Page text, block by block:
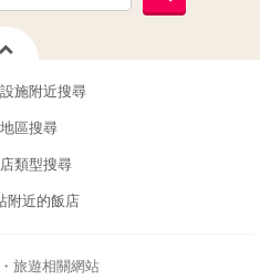
施附近搜尋
區搜尋
類型搜尋
附近的飯店
旅遊相關網站